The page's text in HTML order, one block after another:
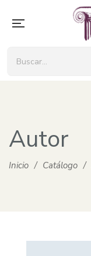
Autor
Inicio / Catálogo /